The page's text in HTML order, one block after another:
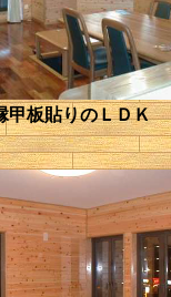
甲板貼りのＬＤＫ